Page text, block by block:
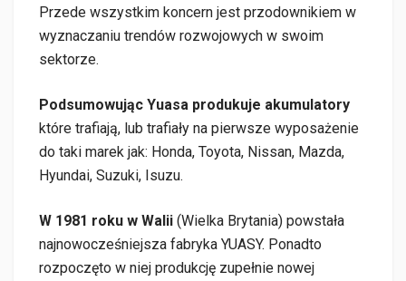
Przede wszystkim koncern jest przodownikiem w
wyznaczaniu trendów rozwojowych w swoim
sektorze.
Podsumowując Yuasa produkuje akumulatory
które trafiają, lub trafiały na pierwsze wyposażenie
do taki marek jak: Honda, Toyota, Nissan, Mazda,
Hyundai, Suzuki, Isuzu.
W 1981 roku w Walii (Wielka Brytania) powstała
najnowocześniejsza fabryka YUASY. Ponadto
rozpoczęto w niej produkcję zupełnie nowej